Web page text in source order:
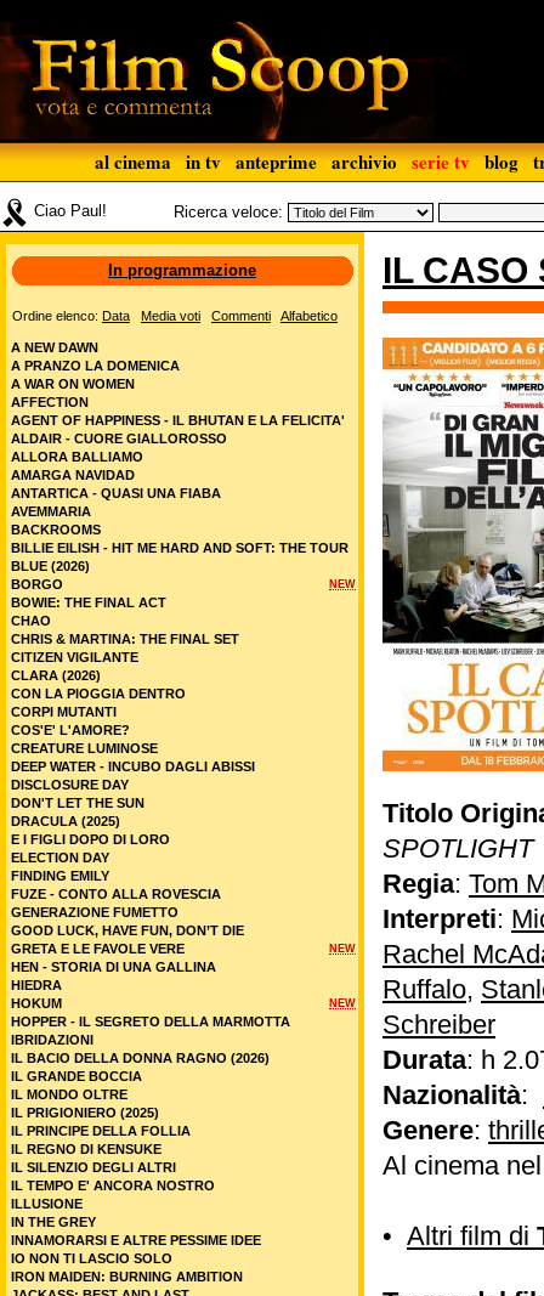
al cinema in tv anteprime archivio serie tv blog
Ciao Paul! Ricerca veloce:
IL CASO
Titolo
SPOTLIGHT
Regia: Tom
Interpreti:
Rachel
Ruffalo,
Schreiber
Durata: h
Nazionalità:
Genere:
Al cinema
• Altri film di
In programmazione
Ordine elenco: Data Media voti Commenti Alfabetico
A NEW DAWN
A PRANZO LA DOMENICA
A WAR ON WOMEN
AFFECTION
AGENT OF HAPPINESS - IL BHUTAN E LA FELICITA'
ALDAIR - CUORE GIALLOROSSO
ALLORA BALLIAMO
AMARGA NAVIDAD
ANTARTICA - QUASI UNA FIABA
AVEMMARIA
BACKROOMS
BILLIE EILISH - HIT ME HARD AND SOFT: THE TOUR
BLUE (2026)
NEW
BORGO
BOWIE: THE FINAL ACT
CHAO
CHRIS & MARTINA: THE FINAL SET
CITIZEN VIGILANTE
CLARA (2026)
CON LA PIOGGIA DENTRO
CORPI MUTANTI
COS'E' L'AMORE?
CREATURE LUMINOSE
DEEP WATER - INCUBO DAGLI ABISSI
DISCLOSURE DAY
DON'T LET THE SUN
DRACULA (2025)
E I FIGLI DOPO DI LORO
ELECTION DAY
FINDING EMILY
FUZE - CONTO ALLA ROVESCIA
GENERAZIONE FUMETTO
GOOD LUCK, HAVE FUN, DON’T DIE
NEW
GRETA E LE FAVOLE VERE
HEN - STORIA DI UNA GALLINA
HIEDRA
NEW
HOKUM
HOPPER - IL SEGRETO DELLA MARMOTTA
IBRIDAZIONI
IL BACIO DELLA DONNA RAGNO (2026)
IL GRANDE BOCCIA
IL MONDO OLTRE
IL PRIGIONIERO (2025)
IL PRINCIPE DELLA FOLLIA
IL REGNO DI KENSUKE
IL SILENZIO DEGLI ALTRI
IL TEMPO E' ANCORA NOSTRO
ILLUSIONE
IN THE GREY
INNAMORARSI E ALTRE PESSIME IDEE
IO NON TI LASCIO SOLO
IRON MAIDEN: BURNING AMBITION